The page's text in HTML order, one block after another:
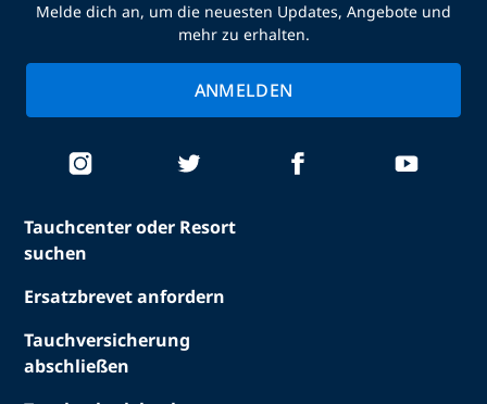
Tauchcenter oder Resort
suchen
Ersatzbrevet anfordern
Tauchversicherung
abschließen
Melde dich an, um die neuesten Updates, Angebote und
mehr zu erhalten.
ANMELDEN